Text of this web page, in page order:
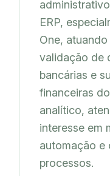
ERP,
One,
validação de
bancárias e
financeiras
analítico,
interesse em
automação e
processos.